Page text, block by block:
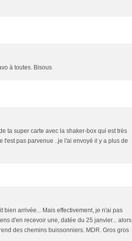
à toutes. Bisous
ta super carte avec la shaker-box qui est très
t'est pas parvenue ..je l'ai envoyé il y a plus de
bien arrivée... Mais effectivement, je n'ai pas
d'en recevoir une, datée du 25 janvier... alors
des chemins buissonniers. MDR. Gros gros